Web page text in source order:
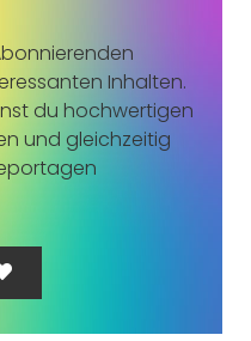
Inhalten.
du hochwertigen
und gleichzeitig